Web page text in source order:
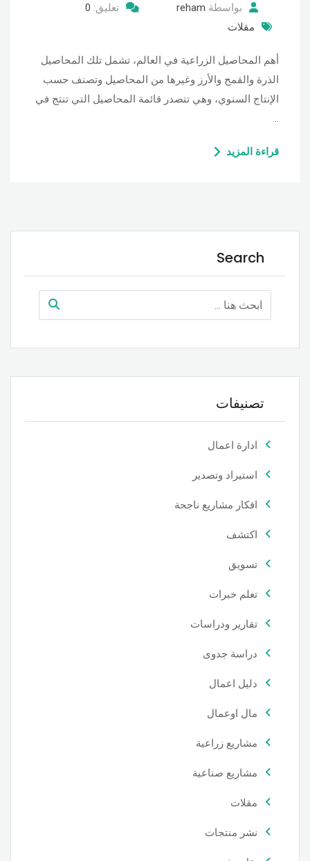
بواسطة reham تعليق: 0
مقلات
أهم المحاصيل الزراعية في العالم، تشمل تلك المحاصيل
الذرة والقمح والأرز وغيرها من المحاصيل وتصنف حسب
الإنتاج السنوي، وهي تتصدر قائمة المحاصيل التي تنتج في
…
قراءة المزيد
Search
تصنيفات
ادارة اعمال
استيراد وتصدير
افكار مشاريع ناجحة
اكتشف
تسويق
تعلم خبرات
تقارير ودراسات
دراسة جدوى
دليل اعمال
مال اوعمال
مشاريع زراعية
مشاريع صناعية
مقلات
نشر منتجات